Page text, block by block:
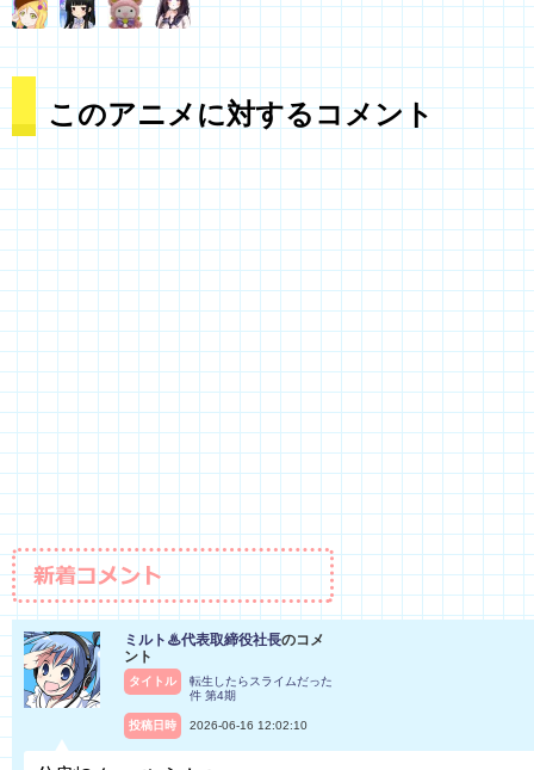
このアニメに対するコメント
ミルト♨代表取締役社長のコメ
ント
タイトル
転生したらスライムだった
件 第4期
投稿日時 2026-06-16 12:02:10